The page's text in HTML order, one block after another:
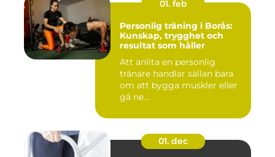
01. feb
Personlig träning i Borås:
Kunskap, trygghet och
resultat som håller
Att anlita en personlig
tränare handlar sällan bara
om att bygga muskler eller
gå ne...
01. dec